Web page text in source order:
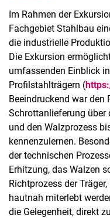
Stellenangebote
Alle Meldungen
Meldungen: Forschung
Meldungen: Stu­di­um
Meldungen: Institute
Infothek: Studienservice
Newswall der Fachgebiete
Im Rahmen der
Fachgebiet Stahlbau
die industrielle
Die Exkursion
umfassenden Einblick
Profilstahlträgern (
Beeindruckend war den
Schrottanlieferung über
und den Walzprozess
kennenzulernen.
der technischen
Erhitzung, das Walzen
Richtprozess der
hautnah miterlebt
die Gelegenheit, direkt